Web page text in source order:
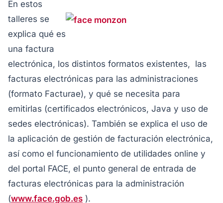
En estos
talleres se
explica qué es
una factura
electrónica, los distintos formatos existentes, las
facturas electrónicas para las administraciones
(formato Facturae), y qué se necesita para
emitirlas (certificados electrónicos, Java y uso de
sedes electrónicas). También se explica el uso de
la aplicación de gestión de facturación electrónica,
así como el funcionamiento de utilidades online y
del portal FACE, el punto general de entrada de
facturas electrónicas para la administración
(www.face.gob.es ).